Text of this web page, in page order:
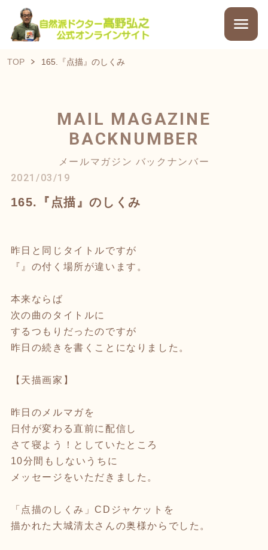
TOP 165.『点描』のしくみ
MAIL MAGAZINE
BACKNUMBER
メールマガジン バックナンバー
2021/03/19
165.『点描』のしくみ
昨日と同じタイトルですが
『』の付く場所が違います。
本来ならば
次の曲のタイトルに
するつもりだったのですが
昨日の続きを書くことになりました。
【天描画家】
昨日のメルマガを
日付が変わる直前に配信し
さて寝よう！としていたところ
10分間もしないうちに
メッセージをいただきました。
「点描のしくみ」CDジャケットを
描かれた大城清太さんの奥様からでした。